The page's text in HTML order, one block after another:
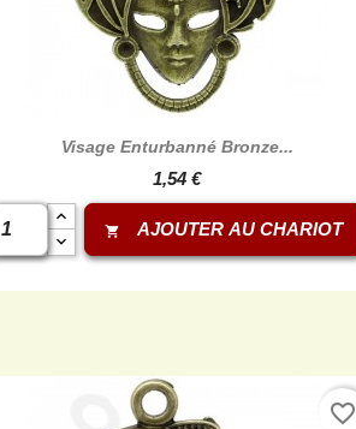
Aperçu rapide
Visage Enturbanné Bronze...
1,54 €
shopping_cart AJOUTER AU CHARIOT
favorite_border